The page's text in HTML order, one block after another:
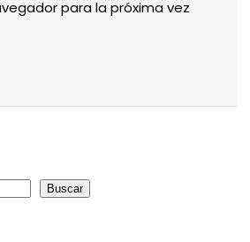
para la próxima vez
Buscar